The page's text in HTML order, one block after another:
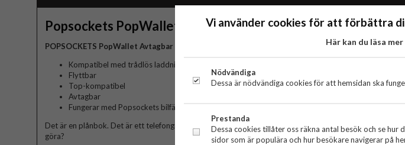
Popsockets PopWallet
POPSOCKETS PopWallet Avtagbar plånbok för mobil
Kompatibel med trådlös laddning
Flyttbar
Top-kompatibel
Avtagbar
Fungerar med Popsockets bilfäste
Det är en plånbok. Det är ett telefongrepp. Den har en utbytbar Top. Finns det något PopWallet+ inte
göra?
Vi använder cookies för att förbättra
Här kan du läsa
Nödvändiga
Dessa är nödvändiga cookies för att hemsidan ska
Prestanda
Dessa cookies tillåter oss räkna antal besök och se
sidor som är populära och hur besökare navigerar på